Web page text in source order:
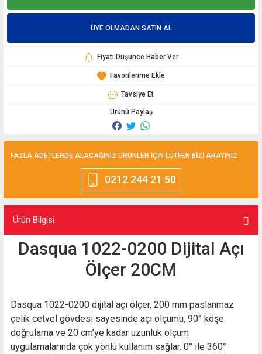
ÜYE OLMADAN SATIN AL
Fiyatı Düşünce Haber Ver
Tavsiye Et
Ürünü Paylaş
FAZLA ADETLERDE ALACAĞINIZ ÜRÜNLER İÇİN LÜTFEN BİZİ ARAYINIZ
0212 244 21 50
Ürün Bilgisi
Dasqua 1022-0200 Dijital Açı
Ölçer 20CM
Dasqua 1022-0200 dijital açı ölçer, 200 mm paslanmaz
çelik cetvel gövdesi sayesinde açı ölçümü, 90° köşe
doğrulama ve 20 cm’ye kadar uzunluk ölçüm
uygulamalarında çok yönlü kullanım sağlar. 0° ile 360°